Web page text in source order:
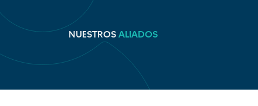
NUESTROS ALIADOS